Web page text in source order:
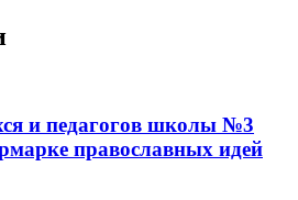
и педагогов школы №3
православных идей